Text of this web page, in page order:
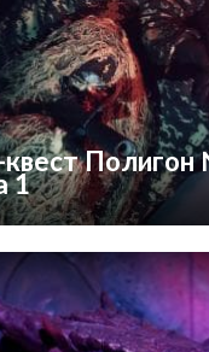
квест
1